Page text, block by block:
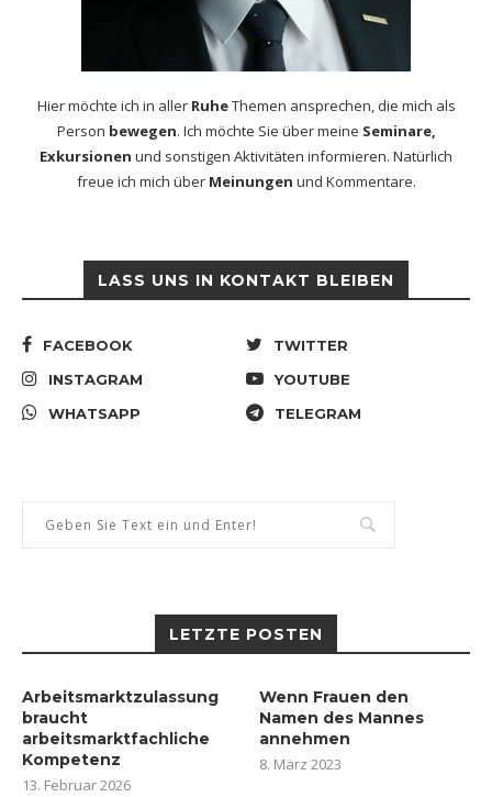
Hier möchte ich in aller RuheThemen ansprechen, die mich als
Person bewegen. Ich möchte Sie über meine Seminare,
Exkursionen und sonstigen Aktivitäten informieren. Natürlich
freue ich mich über Meinungen und Kommentare.
LASS UNS IN KONTAKT BLEIBEN
FACEBOOK
TWITTER
INSTAGRAM
YOUTUBE
WHATSAPP
TELEGRAM
LETZTE POSTEN
Arbeitsmarktzulassung
braucht
arbeitsmarktfachliche
Kompetenz
13. Februar 2026
Wenn Frauen den
Namen des Mannes
annehmen
8. März 2023